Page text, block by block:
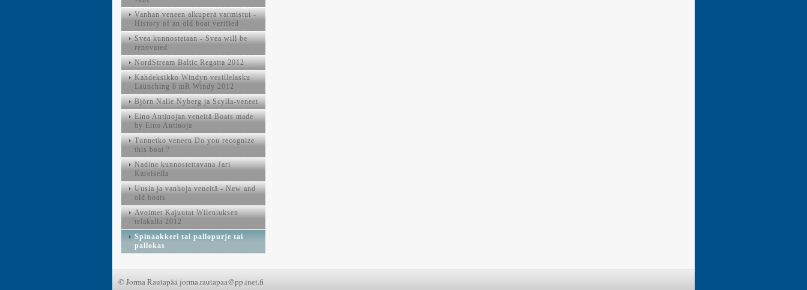
Vanhan veneen alkuperä varmistui -
History of an old boat verified
Svea kunnostetaan - Svea will be
renovated
NordStream Baltic Regatta 2012
Kahdeksikko Windyn vesillelasku
Launching 8 mR Windy 2012
Björn Nalle Nyberg ja Scylla-veneet
Eino Antinojan veneitä Boats made
by Eino Antinoja
Tunnetko veneen Do you recognize
this boat ?
Nadine kunnostettavana Jari
Kareisella
Uusia ja vanhoja veneitä - New and
old boats
Avoimet Kajuutat Wileniuksen
telakalla 2012
Spinaakkeri tai pallopurje tai
pallokas
© Jorma Rautapää jorma.rautapaa@pp.inet.fi